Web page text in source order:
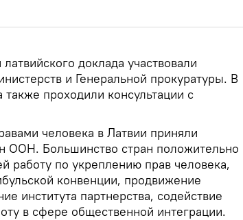
доклада участвовали
и Генеральной прокуратуры. В
проходили консультации с
человека в Латвии приняли
ООН. Большинство стран положительно
работу по укреплению прав человека,
конвенции, продвижение
института партнерства, содействие
в сфере общественной интеграции.